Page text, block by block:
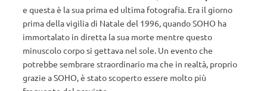
e questa è la sua prima ed ultima fotografia. Era il giorno
prima della vigilia di Natale del 1996, quando SOHO ha
immortalato in diretta la sua morte mentre questo
minuscolo corpo si gettava nel sole. Un evento che
potrebbe sembrare straordinario ma che in realtà, proprio
grazie a SOHO, è stato scoperto essere molto più